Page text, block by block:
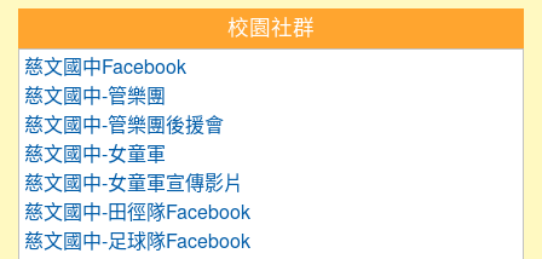
校園社群
慈文國中Facebook
慈文國中-管樂團
慈文國中-管樂團後援會
慈文國中-女童軍
慈文國中-女童軍宣傳影片
慈文國中-田徑隊Facebook
慈文國中-足球隊Facebook